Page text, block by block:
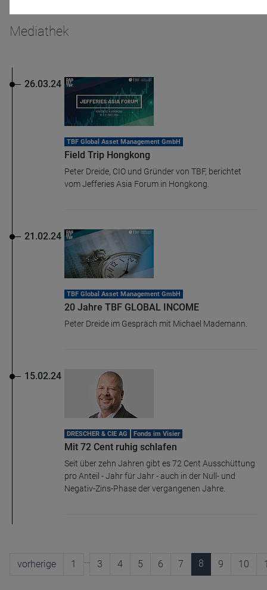
Mediathek
26.03.24
TBF Global Asset Management GmbH
Field Trip Hongkong
Peter Dreide, CIO und Gründer von TBF, berichtet
vom Jefferies Asia Forum in Hongkong.
21.02.24
TBF Global Asset Management GmbH
20 Jahre TBF GLOBAL INCOME
Peter Dreide im Gespräch mit Michael Mademann.
15.02.24
DRESCHER & CIE AG Fonds im Visier
Mit 72 Cent ruhig schlafen
Seit über zehn Jahren gibt es 72 Cent Ausschüttung
pro Anteil - Jahr für Jahr - auch in der Null- und
Negativ-Zins-Phase der vergangenen Jahre.
vorherige 1 … 3 4 5 6 7 8 9 10
Name
CPref
D&C
1 Jahr